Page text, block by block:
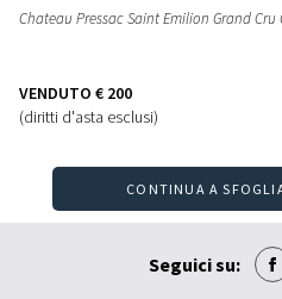
Chateau Pressac Saint Emilion Grand Cru
VENDUTO € 200
(diritti d'asta esclusi)
CONTINUA A
Seguici su: